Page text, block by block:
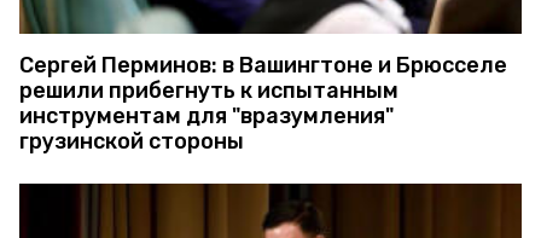
Сергей Перминов: в Вашингтоне и Брюсселе
решили прибегнуть к испытанным
инструментам для "вразумления"
грузинской стороны